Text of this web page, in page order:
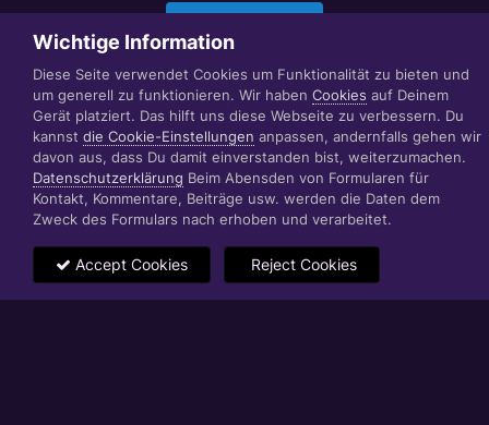
Datenschutzerklärung Impressum
© 1999 - 2022 RÄBIGER IT|WEB|VIDEO|CONSULTING
www.raebiger.pro
Powered by Invision Community
Wichtige Information
Diese Seite verwendet Cookies um Funktionalität zu bieten und
um generell zu funktionieren. Wir haben Cookies auf Deinem
Gerät platziert. Das hilft uns diese Webseite zu verbessern. Du
kannst die Cookie-Einstellungen anpassen, andernfalls gehen wir
davon aus, dass Du damit einverstanden bist, weiterzumachen.
Datenschutzerklärung Beim Abensden von Formularen für
Kontakt, Kommentare, Beiträge usw. werden die Daten dem
Zweck des Formulars nach erhoben und verarbeitet.
Accept Cookies Reject Cookies